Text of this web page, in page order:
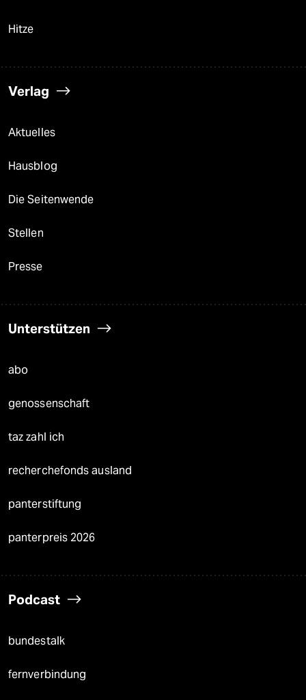
Hitze
Verlag
Aktuelles
Hausblog
Die Seitenwende
Stellen
Presse
Unterstützen
abo
genossenschaft
taz zahl ich
recherchefonds ausland
panterstiftung
panterpreis 2026
Podcast
bundestalk
fernverbindung